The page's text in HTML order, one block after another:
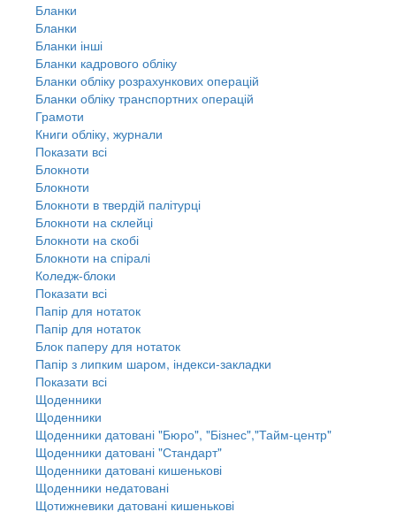
Бланки
Бланки
Бланки інші
Бланки кадрового обліку
Бланки обліку розрахункових операцій
Бланки обліку транспортних операцій
Грамоти
Книги обліку, журнали
Показати всі
Блокноти
Блокноти
Блокноти в твердій палітурці
Блокноти на склейці
Блокноти на скобі
Блокноти на спіралі
Коледж-блоки
Показати всі
Папір для нотаток
Папір для нотаток
Блок паперу для нотаток
Папір з липким шаром, індекси-закладки
Показати всі
Щоденники
Щоденники
Щоденники датовані "Бюро", "Бізнес","Тайм-центр"
Щоденники датовані "Стандарт"
Щоденники датовані кишенькові
Щоденники недатовані
Щотижневики датовані кишенькові